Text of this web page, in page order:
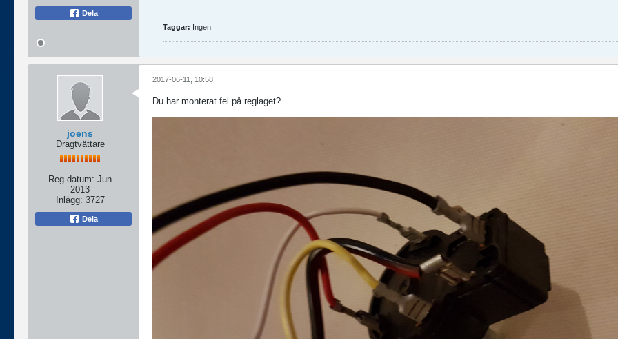
Dela
Taggar: Ingen
joens
Dragtvättare
Reg.datum: Jun
2013
Inlägg: 3727
Dela
2017-06-11, 10:58
Du har monterat fel på reglaget?